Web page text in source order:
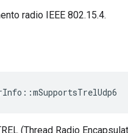
radio IEEE 802.15.4.
::mSupportsTrelUdp6
(Thread Radio